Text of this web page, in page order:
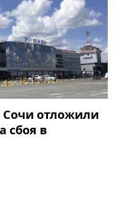
отложили
сбоя в